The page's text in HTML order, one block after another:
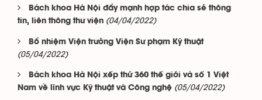
Bách khoa Hà Nội đẩy mạnh hợp tác chia sẻ thông
tin, liên thông thư viện (04/04/2022)
Bổ nhiệm Viện trưởng Viện Sư phạm Kỹ thuật
(05/04/2022)
Bách khoa Hà Nội xếp thứ 360 thế giới và số 1 Việt
Nam về lĩnh vực Kỹ thuật và Công nghệ (05/04/2022)